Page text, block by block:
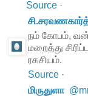
Source ·
நம் கோபம்,
மறைத்து
ரகசியம்.
Source ·
மிருதுளா @